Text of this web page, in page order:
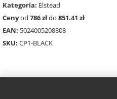
Kategoria: Elstead
Cenyod 786 złdo 851.41 zł
EAN: 5024005208808
SKU: CP1-BLACK